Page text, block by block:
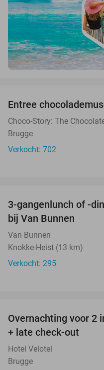
Entree
Choco-Story: The
Brugge
Verkocht: 702
3-gangenlunch of -
bij Van Bunnen
Van Bunnen
Knokke-Heist (13 km)
Verkocht: 295
Overnachting voor 2
+ late check-out
Hotel Velotel
Brugge